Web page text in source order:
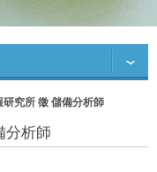
究所 徵 儲備分析師
分析師